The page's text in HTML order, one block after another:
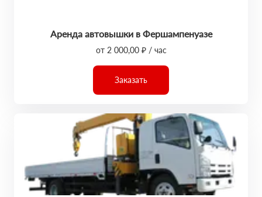
Аренда автовышки в Фершампенуазе
от 2 000,00 ₽ / час
Заказать